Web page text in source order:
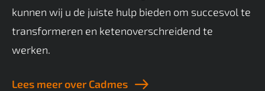
kunnen wij u de juiste hulp bieden om succesvol te
transformeren en ketenoverschreidend te
werken.
Lees meer over Cadmes